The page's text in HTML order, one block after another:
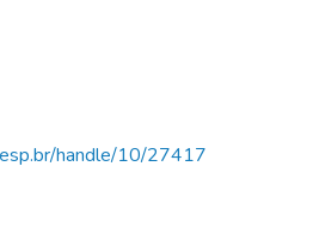
handle/10/27417